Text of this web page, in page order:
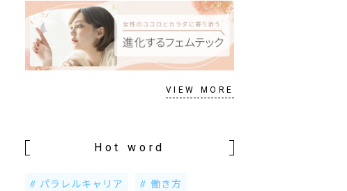
VIEW MORE
Hot word
パラレルキャリア
働き方